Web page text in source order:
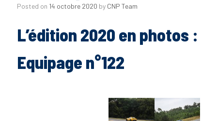
Posted on 14 octobre 2020 by CNP Team
L’édition 2020 en photos :
Equipage n°122